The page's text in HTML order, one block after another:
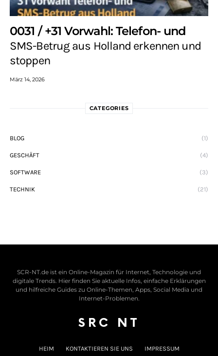
0031 / +31 Vorwahl: Telefon- und
SMS-Betrug aus Holland erkennen und
stoppen
März 14, 2026
CATEGORIES
BLOG (1)
GESCHÄFT (4)
SOFTWARE (3)
TECHNIK (21)
SCR-NT.de ist ein Online-Magazin für Internet, Technologie und
digitale Trends. Hier finden Sie aktuelle Infos, einfache Erklärungen
und hilfreiche Guides zu Online-Themen, Apps, Social Media und
Internet-Problemen.
SRC NT
HEIM KONTAKTIEREN SIE UNS IMPRESSUM